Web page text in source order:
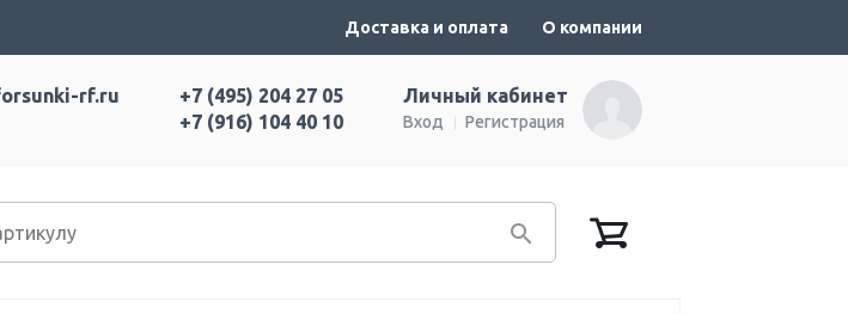
Доставка и оплата О компании
Личный кабинет
Вход Регистрация
+7 (495) 204 27 05
+7 (916) 104 40 10
rf.ru